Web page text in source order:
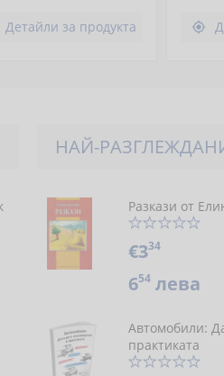
Детайли за продукта 
НАЙ-
Разкази от
€334
654лева
Автомобили:
практиката